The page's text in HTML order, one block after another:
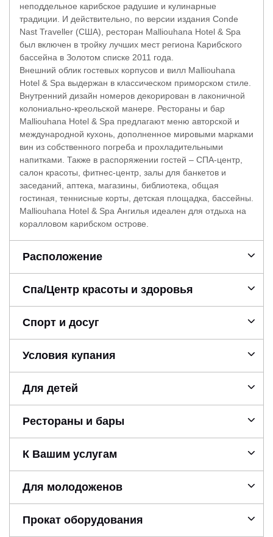
неподдельное карибское радушие и кулинарные
традиции. И действительно, по версии издания Conde
Nast Traveller (США), ресторан Malliouhana Hotel & Spa
был включен в тройку лучших мест региона Карибского
бассейна в Золотом списке 2011 года.
Внешний облик гостевых корпусов и вилл Malliouhana
Hotel & Spa выдержан в классическом приморском стиле.
Внутренний дизайн номеров декорирован в лаконичной
колониально-креольской манере. Рестораны и бар
Malliouhana Hotel & Spa предлагают меню авторской и
международной кухонь, дополненное мировыми марками
вин из собственного погреба и прохладительными
напитками. Также в распоряжении гостей – СПА-центр,
салон красоты, фитнес-центр, залы для банкетов и
заседаний, аптека, магазины, библиотека, общая
гостиная, теннисные корты, детская площадка, бассейны.
Malliouhana Hotel & Spa Ангилья идеален для отдыха на
коралловом карибском острове.
Расположение
Спа/Центр красоты и здоровья
Спорт и досуг
Условия купания
Для детей
Рестораны и бары
К Вашим услугам
Для молодоженов
Прокат оборудования